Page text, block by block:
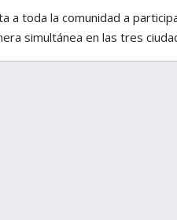
a toda la comunidad a
simultánea en las tres